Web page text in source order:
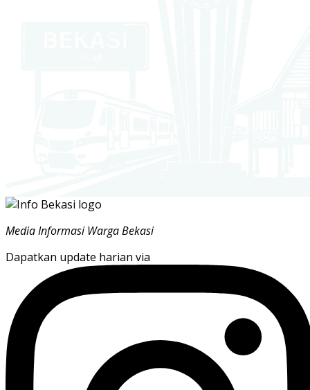
Media Informasi Warga Bekasi
Dapatkan update harian via